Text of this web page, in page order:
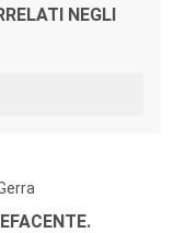
NEGLI